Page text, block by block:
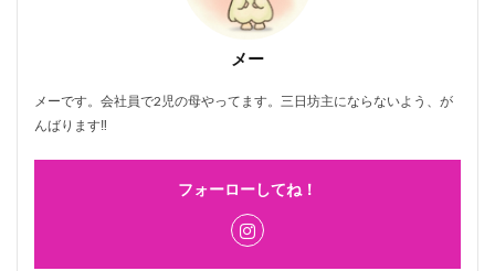
メー
メーです。会社員で2児の母やってます。三日坊主にならないよう、が
んばります‼
フォーローしてね！